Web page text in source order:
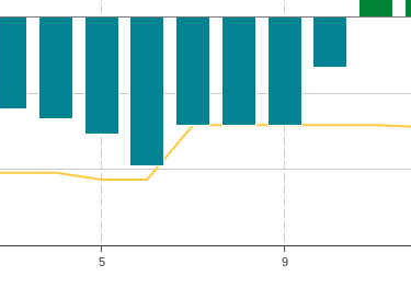
5 9